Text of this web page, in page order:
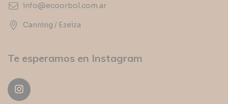
info@ecoorbol.com.ar
Canning / Ezeiza
Te esperamos en Instagram